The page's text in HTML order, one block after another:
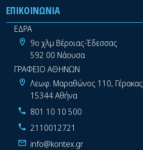
ΕΠΙΚΟΙΝΩΝΊΑ
ΕΔΡΑ
9ο χλμ Βέροιας-Έδεσσας
592 00 Νάουσα
ΓΡΑΦΕΙΟ ΑΘΗΝΩΝ
Λεωφ. Μαραθώνος 110, Γέρακας
15344 Αθήνα
801 10 10 500
2110012721
info@kontex.gr